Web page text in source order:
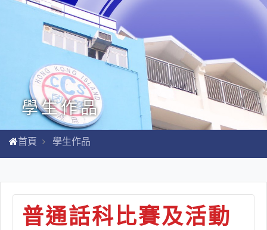
學生作品
首頁 學生作品
普通話科比賽及活動